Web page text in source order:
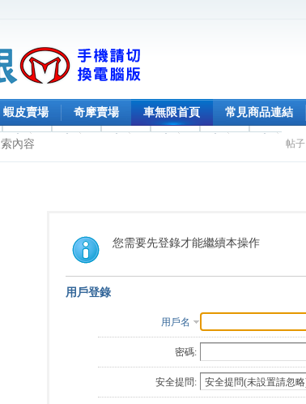
蝦皮賣場 奇摩賣場 車無限首頁 常見商品連結
帖子
您需要先登錄才能繼續本操作
用戶登錄
用戶名
密碼:
安全提問: